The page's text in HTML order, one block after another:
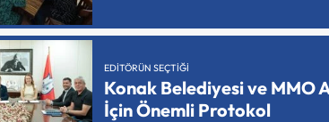
EDITÖRÜN SEÇTIĞI
Konak Belediyesi ve MMO
İçin Önemli Protokol